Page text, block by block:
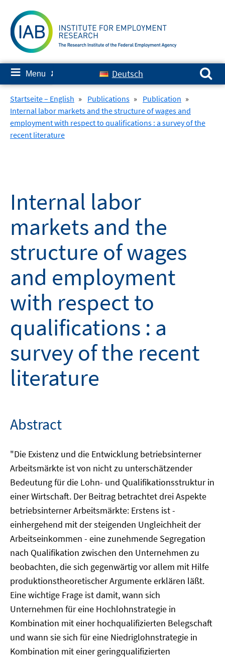
content
≡ Menu ✘ Deutsch
Search for:
Startseite – English » Publications » Publication »
Internal labor markets and the structure of wages and
employment with respect to qualifications : a survey of the
recent literature
Internal labor
markets and the
structure of wages
and employment
with respect to
qualifications : a
survey of the recent
literature
Abstract
"Die Existenz und die Entwicklung betriebsinterner
Arbeitsmärkte ist von nicht zu unterschätzender
Bedeutung für die Lohn- und Qualifikationsstruktur in
einer Wirtschaft. Der Beitrag betrachtet drei Aspekte
betriebsinterner Arbeitsmärkte: Erstens ist -
einhergehend mit der steigenden Ungleichheit der
Arbeitseinkommen - eine zunehmende Segregation
nach Qualifikation zwischen den Unternehmen zu
beobachten, die sich gegenwärtig vor allem mit Hilfe
produktionstheoretischer Argumente erklären läßt.
Eine wichtige Frage ist damit, wann sich
Unternehmen für eine Hochlohnstrategie in
Kombination mit einer hochqualifizierten Belegschaft
und wann sie sich für eine Niedriglohnstrategie in
Kombination mit einer geringqualifizierten